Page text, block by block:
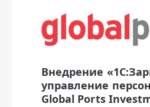
Внедрение
управление
Global Ports